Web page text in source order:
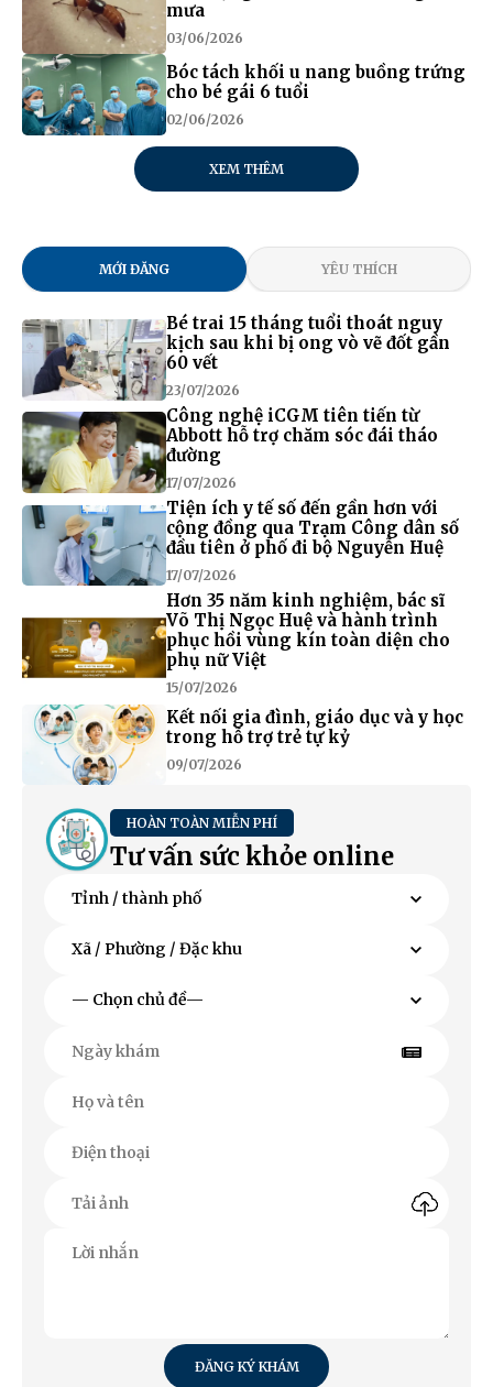
mưa
03/06/2026
Bóc tách khối u nang buồng trứng
cho bé gái 6 tuổi
02/06/2026
XEM THÊM
MỚI ĐĂNG YÊU THÍCH
Bé trai 15 tháng tuổi thoát nguy
kịch sau khi bị ong vò vẽ đốt gần
60 vết
23/07/2026
Công nghệ iCGM tiên tiến từ
Abbott hỗ trợ chăm sóc đái tháo
đường
17/07/2026
Tiện ích y tế số đến gần hơn với
cộng đồng qua Trạm Công dân số
đầu tiên ở phố đi bộ Nguyễn Huệ
17/07/2026
Hơn 35 năm kinh nghiệm, bác sĩ
Võ Thị Ngọc Huệ và hành trình
phục hồi vùng kín toàn diện cho
phụ nữ Việt
15/07/2026
Kết nối gia đình, giáo dục và y học
trong hỗ trợ trẻ tự kỷ
09/07/2026
HOÀN TOÀN MIỄN PHÍ
Tư vấn sức khỏe online
ĐĂNG KÝ KHÁM